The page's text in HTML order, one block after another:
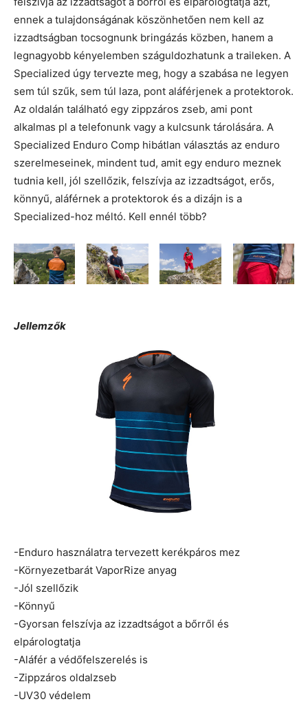
ennek a tulajdonságának köszönhetően nem kell az
izzadtságban tocsognunk bringázás közben, hanem a
legnagyobb kényelemben száguldozhatunk a traileken. A
Specialized úgy tervezte meg, hogy a szabása ne legyen
sem túl szűk, sem túl laza, pont aláférjenek a protektorok.
Az oldalán található egy zippzáros zseb, ami pont
alkalmas pl a telefonunk vagy a kulcsunk tárolására. A
Specialized Enduro Comp hibátlan választás az enduro
szerelmeseinek, mindent tud, amit egy enduro meznek
tudnia kell, jól szellőzik, felszívja az izzadtságot, erős,
könnyű, aláférnek a protektorok és a dizájn is a
Specialized-hoz méltó. Kell ennél több?
Jellemzők
-Enduro használatra tervezett kerékpáros mez
-Környezetbarát VaporRize anyag
-Jól szellőzik
-Könnyű
-Gyorsan felszívja az izzadtságot a bőrről és
elpárologtatja
-Aláfér a védőfelszerelés is
-Zippzáros oldalzseb
-UV30 védelem